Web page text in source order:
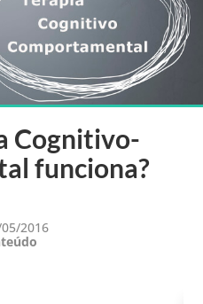
Cognitivo-
funciona?
2016